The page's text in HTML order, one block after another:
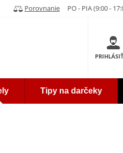
Porovnanie PO - PIA (9:00 -
Tipy na darčeky